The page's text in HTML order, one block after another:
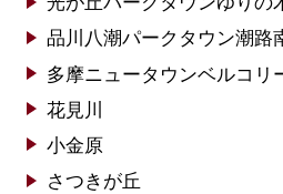
品川八潮パークタウン潮路
多摩ニュータウンベルコリ
花見川
小金原
さつきが丘